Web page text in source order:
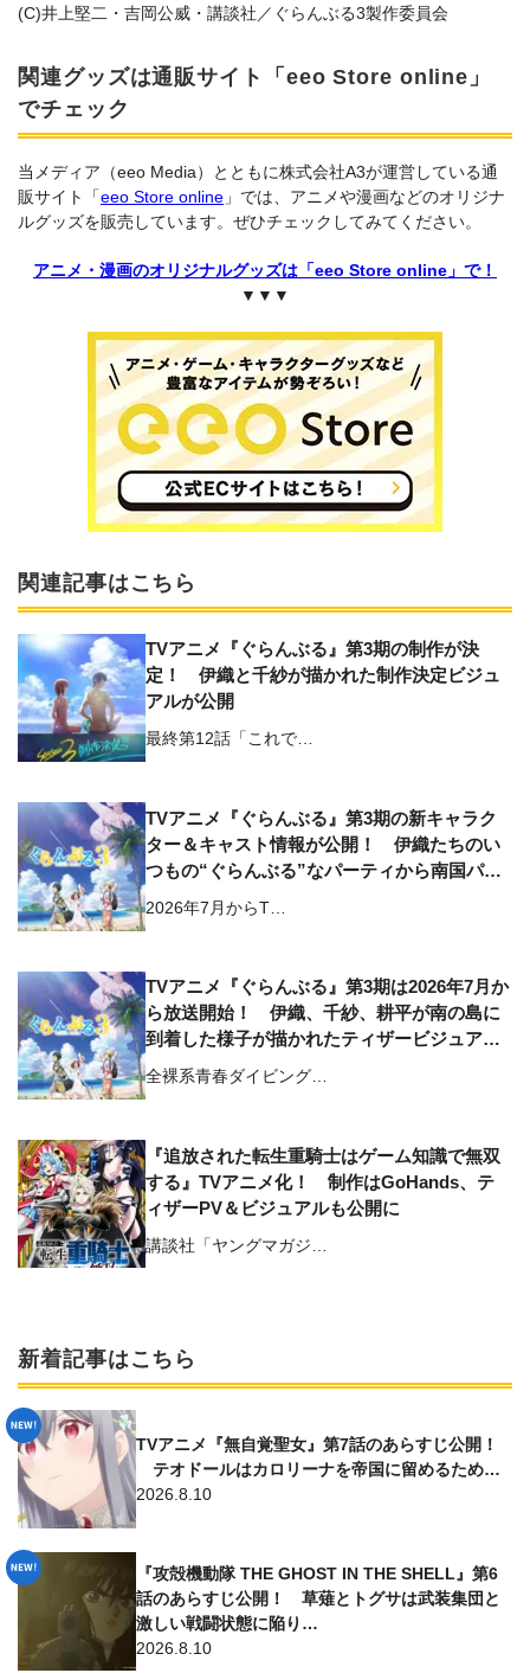
(C)井上堅二・吉岡公威・講談社／ぐらんぶる3製作委員会
関連グッズは通販サイト「eeo Store online」
でチェック
当メディア（eeo Media）とともに株式会社A3が運営している通
販サイト「eeo Store online 」では、アニメや漫画などのオリジナ
ルグッズを販売しています。ぜひチェックしてみてください。
アニメ・漫画のオリジナルグッズは「eeo Store online」で！
▼▼▼
関連記事はこちら
TVアニメ『ぐらんぶる』第3期の制作が決
定！ 伊織と千紗が描かれた制作決定ビジュ
アルが公開
最終第12話「これで…
TVアニメ『ぐらんぶる』第3期の新キャラク
ター＆キャスト情報が公開！ 伊織たちのい
つもの“ぐらんぶる”なパーティから南国パラ
オへとつながるティザーPVも解禁
2026年7月からT…
TVアニメ『ぐらんぶる』第3期は2026年7月か
ら放送開始！ 伊織、千紗、耕平が南の島に
到着した様子が描かれたティザービジュアル
も公開
全裸系青春ダイビング…
『追放された転生重騎士はゲーム知識で無双
する』TVアニメ化！ 制作はGoHands、テ
ィザーPV＆ビジュアルも公開に
講談社「ヤングマガジ…
新着記事はこちら
TVアニメ『無自覚聖女』第7話のあらすじ公開！
テオドールはカロリーナを帝国に留めるため…
2026.8.10
『攻殻機動隊 THE GHOST IN THE SHELL』第6
話のあらすじ公開！ 草薙とトグサは武装集団と
激しい戦闘状態に陥り…
2026.8.10